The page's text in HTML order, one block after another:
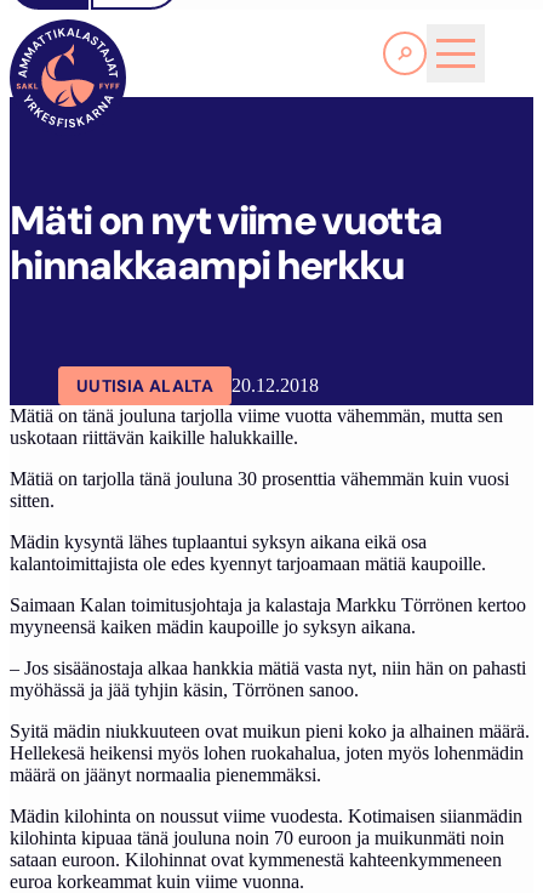
Lue lisää
SAKL
Mäti on nyt viime vuotta
hinnakkaampi herkku
UUTISIA ALALTA
20.12.2018
Mätiä on tänä jouluna tarjolla viime vuotta vähemmän, mutta sen
uskotaan riittävän kaikille halukkaille.
Mätiä on tarjolla tänä jouluna 30 prosenttia vähemmän kuin vuosi
sitten.
Mädin kysyntä lähes tuplaantui syksyn aikana eikä osa
kalantoimittajista ole edes kyennyt tarjoamaan mätiä kaupoille.
Saimaan Kalan toimitusjohtaja ja kalastaja Markku Törrönen kertoo
myyneensä kaiken mädin kaupoille jo syksyn aikana.
– Jos sisäänostaja alkaa hankkia mätiä vasta nyt, niin hän on pahasti
myöhässä ja jää tyhjin käsin, Törrönen sanoo.
Syitä mädin niukkuuteen ovat muikun pieni koko ja alhainen määrä.
Hellekesä heikensi myös lohen ruokahalua, joten myös lohenmädin
määrä on jäänyt normaalia pienemmäksi.
Mädin kilohinta on noussut viime vuodesta. Kotimaisen siianmädin
kilohinta kipuaa tänä jouluna noin 70 euroon ja muikunmäti noin
sataan euroon. Kilohinnat ovat kymmenestä kahteenkymmeneen
euroa korkeammat kuin viime vuonna.